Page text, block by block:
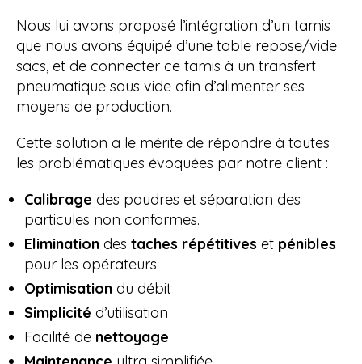
Nous lui avons proposé l’intégration d’un tamis
que nous avons équipé d’une table repose/vide
sacs, et de connecter ce tamis à un transfert
pneumatique sous vide afin d’alimenter ses
moyens de production.
Cette solution a le mérite de répondre à toutes
les problématiques évoquées par notre client :
Calibrage des poudres et séparation des
particules non conformes.
Elimination des taches répétitives et pénibles
pour les opérateurs
Optimisation du débit
Simplicité d’utilisation
Facilité de nettoyage